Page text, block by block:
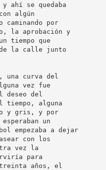
ahí se quedaba
algún
por
la aprobación y
tiempo que
de la calle junto
una curva del
vez fue
deseo del
tiempo, alguna
y gris, y por
un
empezaba a dejar
con los
vez la
para
años, el